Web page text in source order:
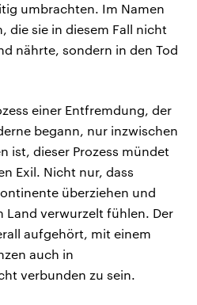
umbrachten. Im Namen
die sie in diesem Fall nicht
nährte, sondern in den Tod
einer Entfremdung, der
begann, nur inzwischen
ist, dieser Prozess mündet
Exil. Nicht nur, dass
überziehen und
Land verwurzelt fühlen. Der
aufgehört, mit einem
auch in
verbunden zu sein.